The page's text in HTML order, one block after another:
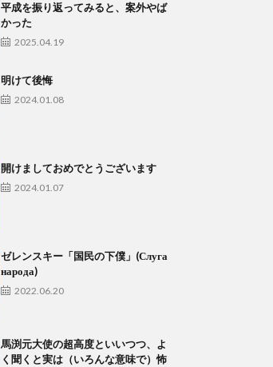
平成を振り返ってみると、案外やば
かった
2025.04.19
明けて後悔
2024.01.08
開けましておめでとうございます
2024.01.07
ゼレンスキー「国民の下僕」(Слуга
народа)
2022.06.20
馬渕元大使の超高度といいつつ、よ
く聞くと実は（いろんな意味で）怖